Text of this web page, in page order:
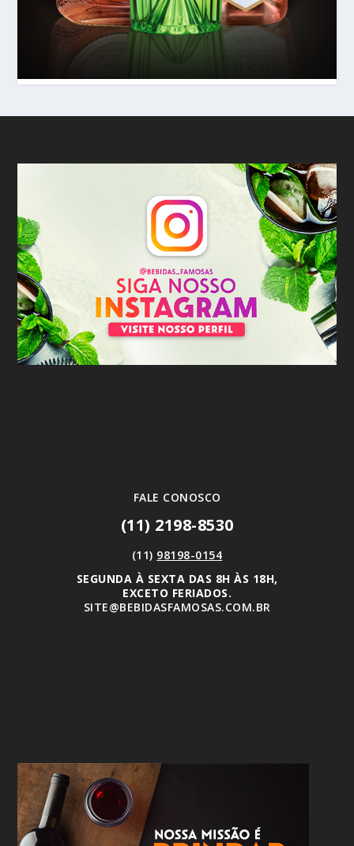
FALE CONOSCO
(11) 2198-8530
(11) 98198-0154
SEGUNDA À SEXTA DAS 8H ÀS 18H,
EXCETO FERIADOS.
SITE@BEBIDASFAMOSAS.COM.BR